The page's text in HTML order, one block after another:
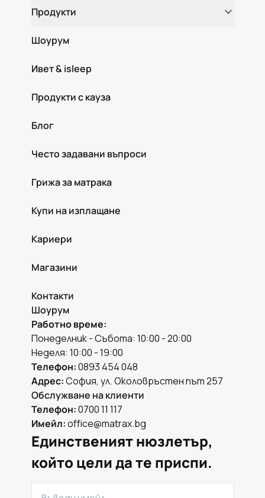
Продукти
Шоурум
Ивет & isleep
Продукти с кауза
Блог
Често задавани въпроси
Грижа за матрака
Купи на изплащане
Кариери
Магазини
Контакти
Шоурум
Работно време:
Понеделник - Събота: 10:00 - 20:00
Неделя: 10:00 - 19:00
Телефон:0893 454 048
Адрес:София, ул. Околовръстен път 257
Обслужване на клиенти
Телефон:0700 11 117
Имейл:office@matrax.bg
Единственият нюзлетър,
който цели да те приспи.